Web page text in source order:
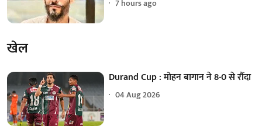
7 hours ago
खेल
Durand Cup : मोहन बागान ने 8-0 से रौंदा
04 Aug 2026